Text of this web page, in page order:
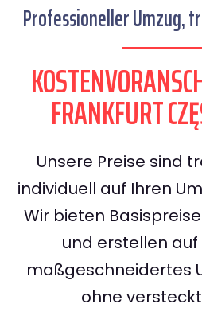
Professioneller Umzug,
FRANKFURT
Unsere Preise sind
individuell auf Ihren
Wir bieten
und erstellen
maßgeschneidertes
ohne